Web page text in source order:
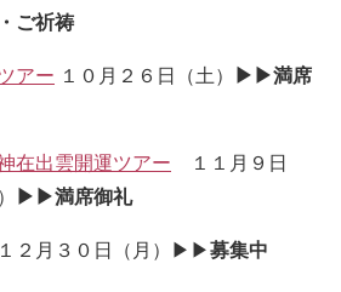
ご祈祷
アー １０月２６日（土）
▶▶満席
在出雲開運ツアー １１月９日
▶▶満席御礼
２月３０日（月）▶▶募集中